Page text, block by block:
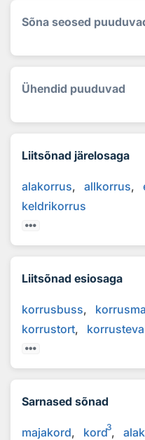
Sõna seosed
Ühendid puuduvad
Liitsõnad järelosaga
alakorrus allkorrus
keldrikorrus
Liitsõnad esiosaga
korrusbuss
korrustort
Sarnased sõnad
majakord kord3